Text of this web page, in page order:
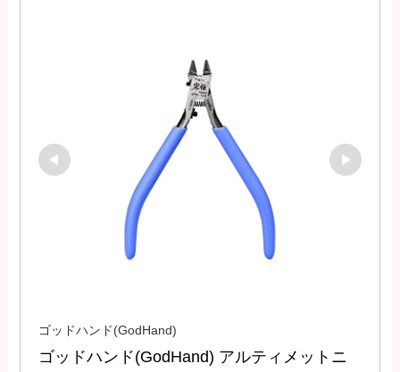
ゴッドハンド(GodHand)
ゴッドハンド(GodHand) アルティメットニ